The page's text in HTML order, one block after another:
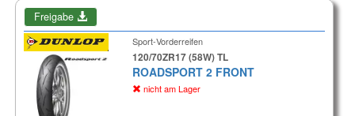
Freigabe
Sport-Vorderreifen
120/70ZR17 (58W) TL
ROADSPORT 2 FRONT
nicht am Lager